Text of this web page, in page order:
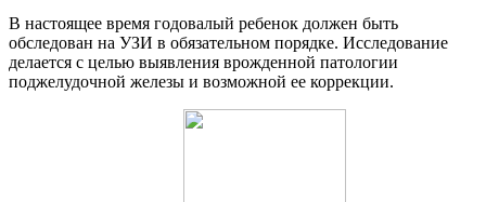
В настоящее время годовалый ребенок должен быть
обследован на УЗИ в обязательном порядке. Исследование
делается с целью выявления врожденной патологии
поджелудочной железы и возможной ее коррекции.